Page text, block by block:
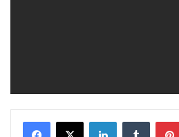
LinkedInTumblr